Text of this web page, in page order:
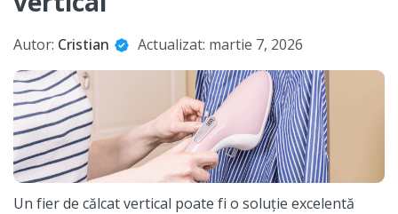
Autor: Cristian Actualizat: martie 7, 2026
Un fier de călcat vertical poate fi o soluție excelentă